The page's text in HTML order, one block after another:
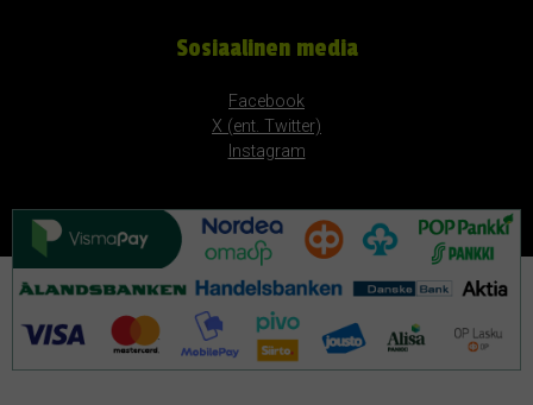
Sosiaalinen media
Facebook
X (ent. Twitter)
Instagram